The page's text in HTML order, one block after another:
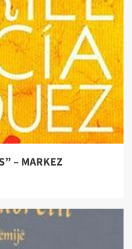
– MARKEZ